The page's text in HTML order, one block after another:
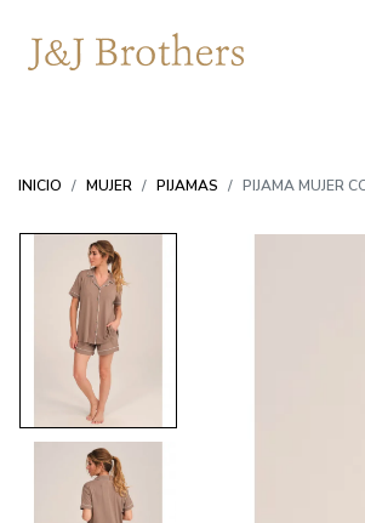
INICIO MUJER PIJAMAS PIJAMA MUJER